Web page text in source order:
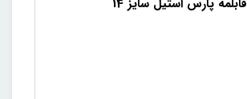
قابلمه پارس استیل سایز 14